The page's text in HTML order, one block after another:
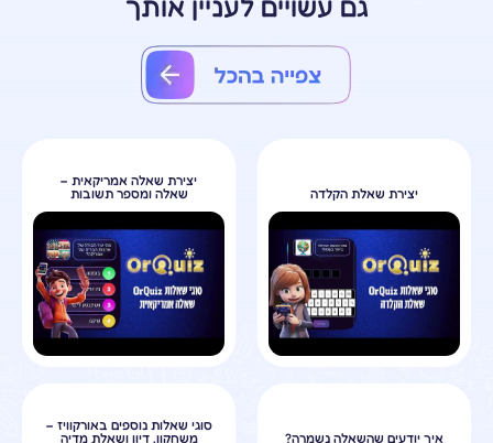
גם עשויים לעניין אותך
יצירת שאלת הקלדה
יצירת שאלה אמריקאית –
שאלה ומספר תשובות
איך יודעים שהשאלה נשמרה?
סוגי שאלות נוספים באורקוויז –
משחקון, דיון ושאלת מדיה